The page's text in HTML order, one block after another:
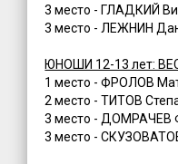
3 место - ГЛАДКИЙ
3 место - ЛЕЖНИН
ЮНОШИ 12-13 лет:
1 место - ФРОЛОВ
2 место - ТИТОВ
3 место - ДОМРАЧЕВ
3 место -